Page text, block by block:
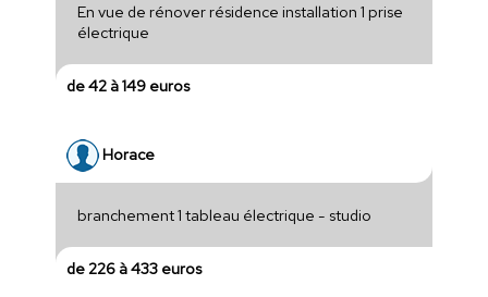
En vue de rénover résidence installation 1 prise
électrique
de 42 à 149 euros
Horace
branchement 1 tableau électrique - studio
de 226 à 433 euros